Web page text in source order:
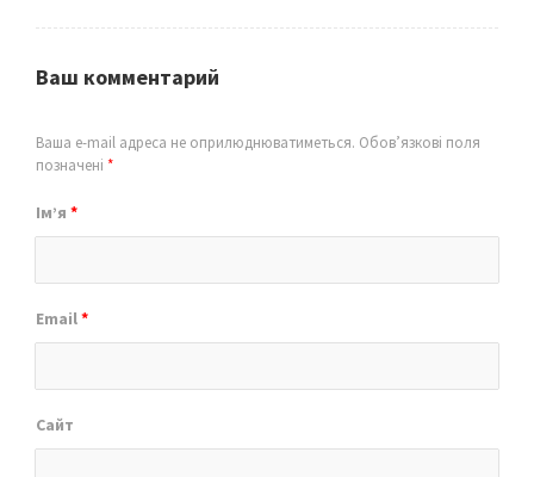
Ваш комментарий
Ваша e-mail адреса не оприлюднюватиметься. Обов’язкові поля
позначені *
Ім’я *
Email*
Сайт